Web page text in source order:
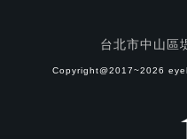
台北市中山區
Copyright@2017~2026